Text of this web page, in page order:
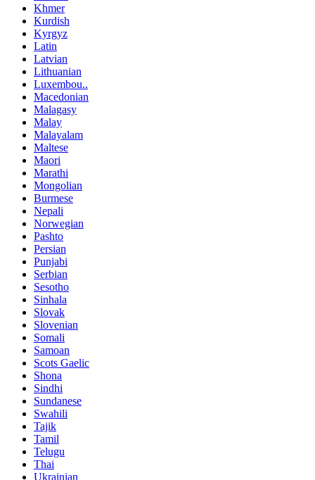
Khmer
Kurdish
Kyrgyz
Latin
Latvian
Lithuanian
Luxembou..
Macedonian
Malagasy
Malay
Malayalam
Maltese
Maori
Marathi
Mongolian
Burmese
Nepali
Norwegian
Pashto
Persian
Punjabi
Serbian
Sesotho
Sinhala
Slovak
Slovenian
Somali
Samoan
Scots Gaelic
Shona
Sindhi
Sundanese
Swahili
Tajik
Tamil
Telugu
Thai
Ukrainian